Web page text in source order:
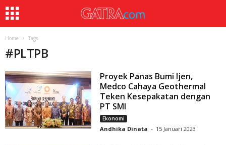
Home Tags
#PLTPB
Proyek Panas Bumi Ijen,
Medco Cahaya Geothermal
Teken Kesepakatan dengan
PT SMI
Ekonomi
Andhika Dinata - 15 Januari 2023